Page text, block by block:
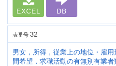
EXCEL DB
表番号 32
男女，所得，従業上の地位・雇
間希望，求職活動の有無別有業者